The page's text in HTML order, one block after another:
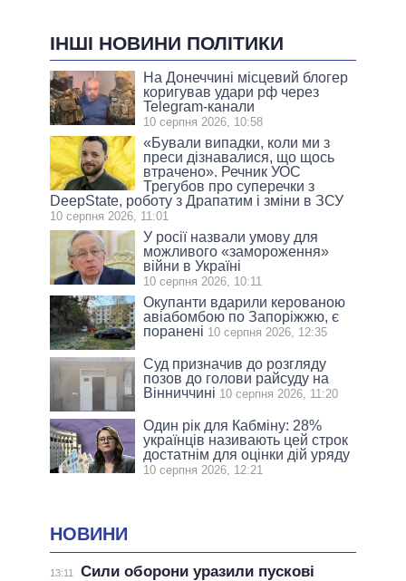
ІНШІ НОВИНИ ПОЛІТИКИ
На Донеччині місцевий блогер
коригував удари рф через
Telegram-канали
10 серпня 2026, 10:58
«Бували випадки, коли ми з
преси дізнавалися, що щось
втрачено». Речник УОС
Трегубов про cуперечки з
DeepState, роботу з Драпатим і зміни в ЗСУ
10 серпня 2026, 11:01
У росії назвали умову для
можливого «замороження»
війни в Україні
10 серпня 2026, 10:11
Окупанти вдарили керованою
авіабомбою по Запоріжжю, є
поранені 10 серпня 2026, 12:35
Суд призначив до розгляду
позов до голови райсуду на
Вінниччині 10 серпня 2026, 11:20
Один рік для Кабміну: 28%
українців називають цей строк
достатнім для оцінки дій уряду
10 серпня 2026, 12:21
НОВИНИ
13:11
Сили оборони уразили пускові